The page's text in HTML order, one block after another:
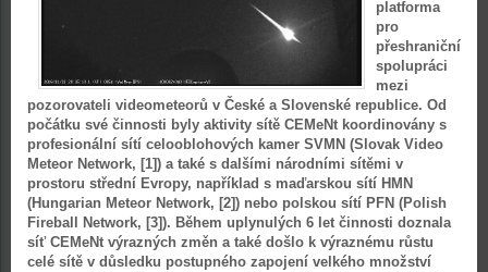
platforma
pro
přeshraniční
spolupráci
mezi
pozorovateli videometeorů v České a Slovenské republice. Od
počátku své činnosti byly aktivity sítě CEMeNt koordinovány s
profesionální sítí celooblohových kamer SVMN (Slovak Video
Meteor Network, [1]) a také s dalšími národními sítěmi v
prostoru střední Evropy, například s maďarskou sítí HMN
(Hungarian Meteor Network, [2]) nebo polskou sítí PFN (Polish
Fireball Network, [3]). Během uplynulých 6 let činnosti doznala
síť CEMeNt výrazných změn a také došlo k výraznému růstu
celé sítě v důsledku postupného zapojení velkého množství